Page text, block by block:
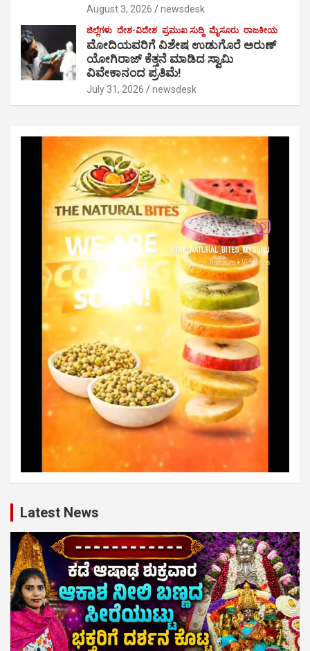
August 3, 2026 newsdesk
ಜಿಲ್ಲೆಗಳು ದೇಶ-ವಿದೇಶ ಪ್ರಮುಖ ಸುದ್ದಿ ಮೈಸೂರು ರಾಜಕೀಯ
ಮೋದಿಯವರಿಗೆ ವಿಶೇಷ ಉಡುಗೊರೆ ಅರುಣ್
ಯೋಗಿರಾಜ್ ಕೆತ್ತನೆ ಮಾಡಿದ ಸ್ವಾಮಿ
ವಿವೇಕಾನಂದ ಪ್ರತಿಮೆ!
July 31, 2026 newsdesk
Latest News